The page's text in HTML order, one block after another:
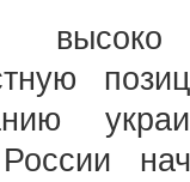
России